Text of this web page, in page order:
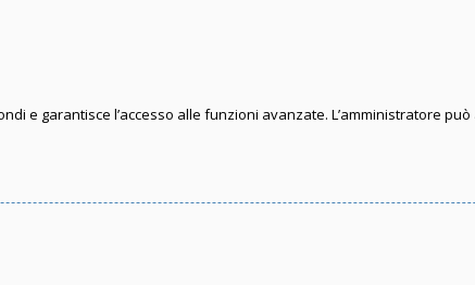
e garantisce l’accesso alle funzioni avanzate. L’amministratore